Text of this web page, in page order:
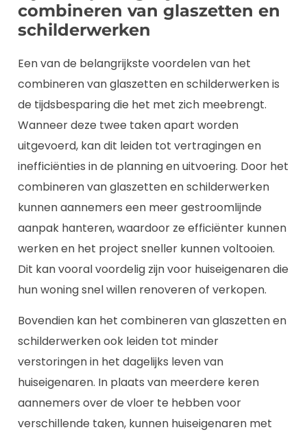
combineren van glaszetten en
schilderwerken
Een van de belangrijkste voordelen van het
combineren van glaszetten en schilderwerken is
de tijdsbesparing die het met zich meebrengt.
Wanneer deze twee taken apart worden
uitgevoerd, kan dit leiden tot vertragingen en
inefficiënties in de planning en uitvoering. Door het
combineren van glaszetten en schilderwerken
kunnen aannemers een meer gestroomlijnde
aanpak hanteren, waardoor ze efficiënter kunnen
werken en het project sneller kunnen voltooien.
Dit kan vooral voordelig zijn voor huiseigenaren die
hun woning snel willen renoveren of verkopen.
Bovendien kan het combineren van glaszetten en
schilderwerken ook leiden tot minder
verstoringen in het dagelijks leven van
huiseigenaren. In plaats van meerdere keren
aannemers over de vloer te hebben voor
verschillende taken, kunnen huiseigenaren met